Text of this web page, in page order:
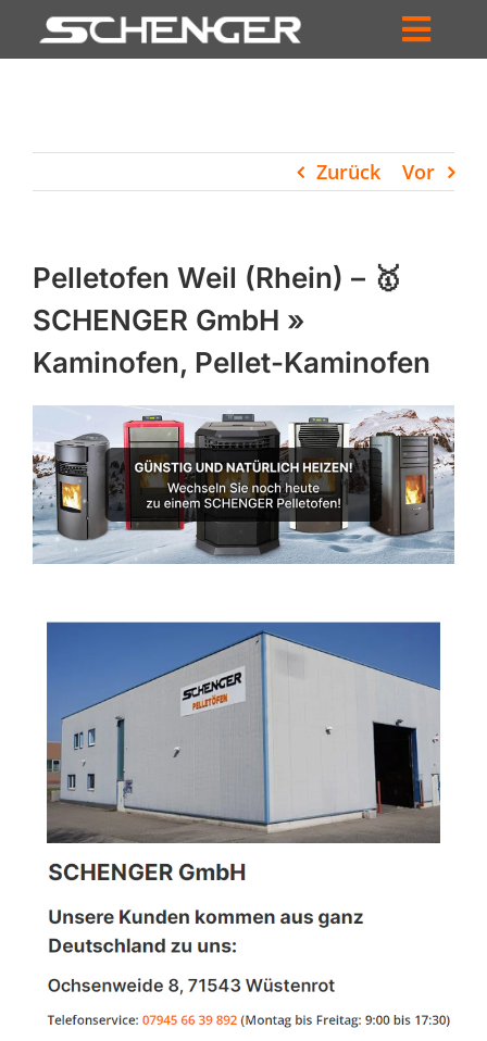
Inhalt
HÄNDLERSUCHE
UNTERNEHMEN
PROFIL
WARENKORB
PRODUCTS
SEARCH
Zurück Vor
Pelletofen Weil (Rhein) – 🥇
SCHENGER GmbH »
Kaminofen, Pellet-Kaminofen